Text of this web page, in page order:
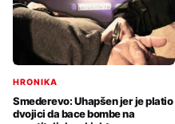
HRONIKA
Smederevo: Uhapšen jer je platio
dvojici da bace bombe na